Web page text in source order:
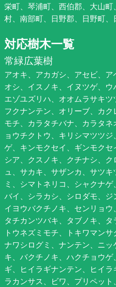
栄町、琴浦町、西伯郡、大山
村、南部町、日野郡、日野町
対応樹木一覧
常緑広葉樹
アオキ、アカガシ、アセビ、
オシ、イスノキ、イヌツゲ、ウ
エゾユズリハ、オオムラサキ
フクナンテン、オリーブ、カ
モチ、カラタチバナ、カラタ
ョウチクトウ、キリシマツツ
ゲ、キンモクセイ、ギンモク
シア、クスノキ、クチナシ、
ュ、サカキ、サザンカ、サツ
ミ、シマトネリコ、シャクナ
バイ、シラカシ、シロダモ、
イヨウバクチノキ、センリョウ
タチカンツバキ、タブノキ、タ
トウネズミモチ、トキワマンサ
ナワシログミ、ナンテン、ニ
キ、バクチノキ、ハクチョウ
ギ、ヒイラギナンテン、ヒイ
ラカンサス、ビワ、プリペッ